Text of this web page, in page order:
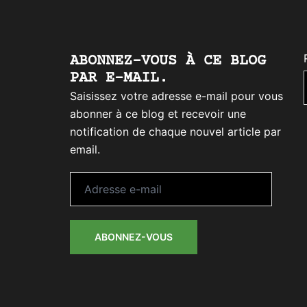
ABONNEZ-VOUS À CE BLOG
PAR E-MAIL.
Saisissez votre adresse e-mail pour vous
abonner à ce blog et recevoir une
notification de chaque nouvel article par
email.
ABONNEZ-VOUS